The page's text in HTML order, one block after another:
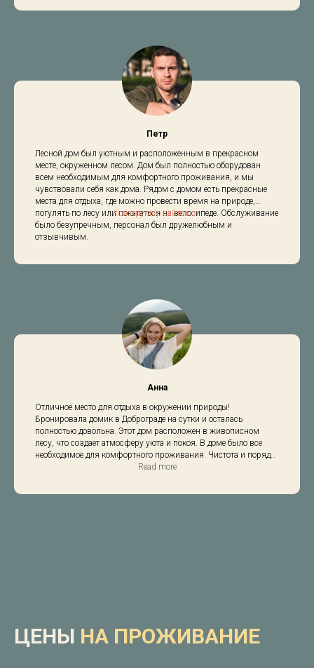
Петр
Лесной дом был уютным и расположенным в прекрасном
месте, окруженном лесом. Дом был полностью оборудован
всем необходимым для комфортного проживания, и мы
чувствовали себя как дома. Рядом с домом есть прекрасные
места для отдыха, где можно провести время на природе,
погулять по лесу или покататься на велосипеде. Обслуживание
было безупречным, персонал был дружелюбным и
отзывчивым.
Конструктор сайтов от
Анна
Отличное место для отдыха в окружении природы!
Бронировала домик в Доброграде на сутки и осталась
полностью довольна. Этот дом расположен в живописном
лесу, что создает атмосферу уюта и покоя. В доме было все
необходимое для комфортного проживания. Чистота и порядок
везде – это всегда для меня важно. Тихое и спокойное место,
Read more
ЦЕНЫ НА ПРОЖИВАНИЕ